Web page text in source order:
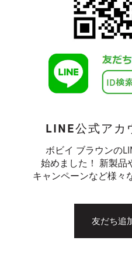
LINE公式アカ
ボビイ ブラウンの
始めました！ 新製品
キャンペーンなど様々
友だち追